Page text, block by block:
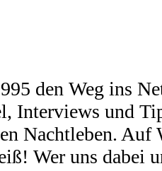
den Weg ins
Interviews und
Nachtleben. Auf
Wer uns dabei